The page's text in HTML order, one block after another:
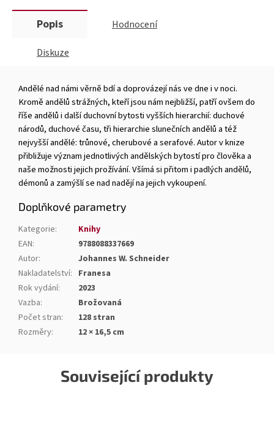
Související produkty
Popis Hodnocení
Diskuze
Andělé nad námi věrně bdí a doprovázejí nás ve dne i v noci.
Kromě andělů strážných, kteří jsou nám nejbližší, patří ovšem do
říše andělů i další duchovní bytosti vyšších hierarchií: duchové
národů, duchové času, tři hierarchie slunečních andělů a též
nejvyšší andělé: trůnové, cherubové a serafové. Autor v knize
přibližuje význam jednotlivých andělských bytostí pro člověka a
naše možnosti jejich prožívání. Všímá si přitom i padlých andělů,
démonů a zamýšlí se nad nadějí na jejich vykoupení.
Doplňkové parametry
Kategorie:
Knihy
EAN:
9788088337669
Autor:
Johannes W. Schneider
Nakladatelství: Franesa
Rok vydání:
2023
Vazba:
Brožovaná
Počet stran:
128 stran
Rozměry: 12 × 16,5 cm